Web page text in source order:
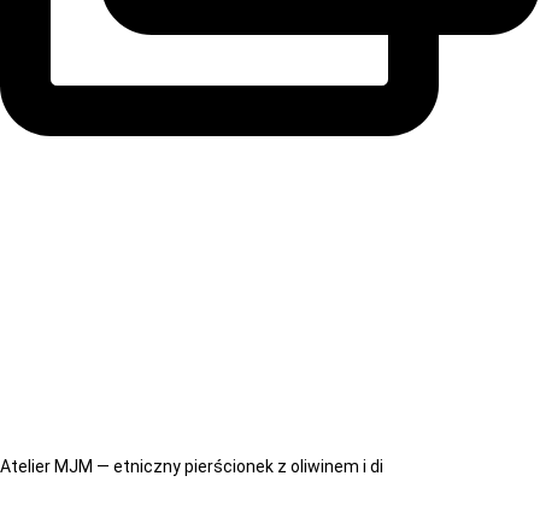
Atelier MJM — etniczny pierścionek z oliwinem i di